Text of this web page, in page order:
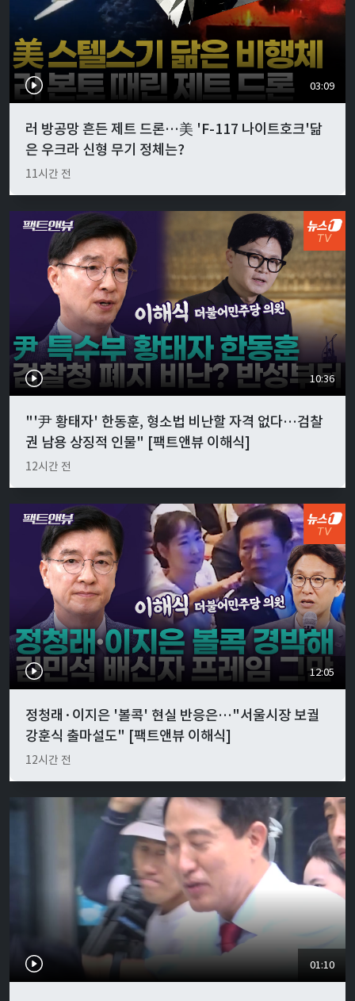
03:09
러 방공망 흔든 제트 드론…美 'F-117 나이트호크'닮
은 우크라 신형 무기 정체는?
11시간 전
10:36
"'尹 황태자' 한동훈, 형소법 비난할 자격 없다…검찰
권 남용 상징적 인물" [팩트앤뷰 이해식]
12시간 전
12:05
정청래·이지은 '볼콕' 현실 반응은…"서울시장 보궐
강훈식 출마설도" [팩트앤뷰 이해식]
12시간 전
01:10